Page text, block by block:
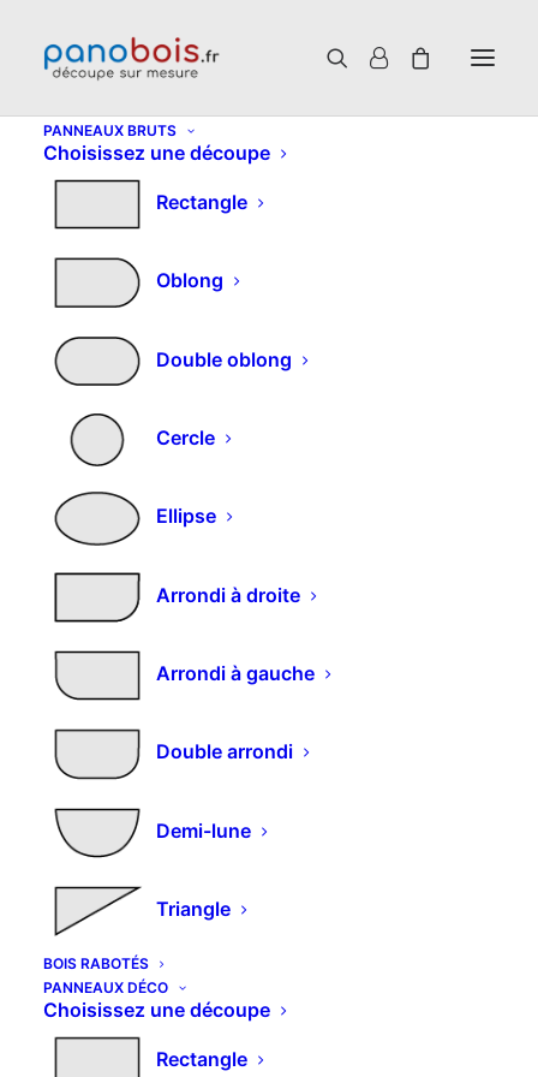
PANNEAUX BRUTS
Choisissez une découpe
Rectangle
Oblong
Double oblong
Cercle
Ellipse
Arrondi à droite
Arrondi à gauche
Double arrondi
Demi-lune
Triangle
BOIS RABOTÉS
PANNEAUX DÉCO
Choisissez une découpe
Rectangle
Bombe aérosol de
peinture ILLICOLOR
29,23 – 33,60€Plage
prix :
Choisissez votre couleur
quantité
de
Alternative: